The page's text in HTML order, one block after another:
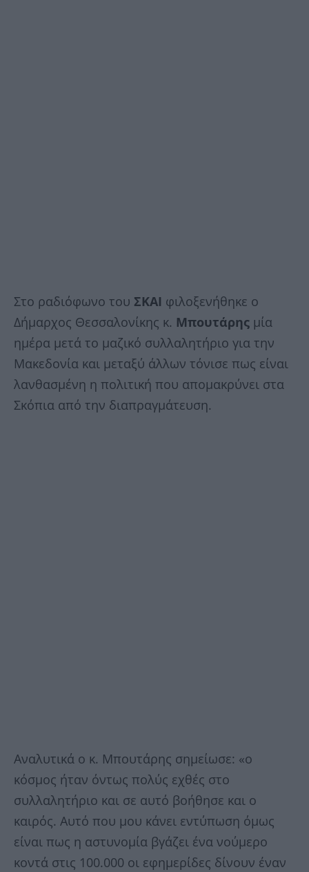
Στο ραδιόφωνο του ΣΚΑΙ φιλοξενήθηκε ο
Δήμαρχος Θεσσαλονίκης κ. Μπουτάρης μία
ημέρα μετά το μαζικό συλλαλητήριο για την
Μακεδονία και μεταξύ άλλων τόνισε πως είναι
λανθασμένη η πολιτική που απομακρύνει στα
Σκόπια από την διαπραγμάτευση.
Αναλυτικά ο κ. Μπουτάρης σημείωσε: «ο
κόσμος ήταν όντως πολύς εχθές στο
συλλαλητήριο και σε αυτό βοήθησε και ο
καιρός. Αυτό που μου κάνει εντύπωση όμως
είναι πως η αστυνομία βγάζει ένα νούμερο
κοντά στις 100.000 οι εφημερίδες δίνουν έναν